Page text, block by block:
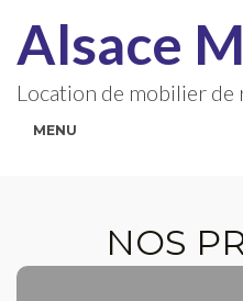
Alsace
Location de mobilier de
MENU
NOS